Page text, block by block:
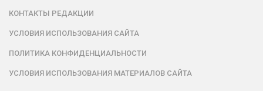
КОНТАКТЫ РЕДАКЦИИ
УСЛОВИЯ ИСПОЛЬЗОВАНИЯ САЙТА
ПОЛИТИКА КОНФИДЕНЦИАЛЬНОСТИ
УСЛОВИЯ ИСПОЛЬЗОВАНИЯ МАТЕРИАЛОВ САЙТА